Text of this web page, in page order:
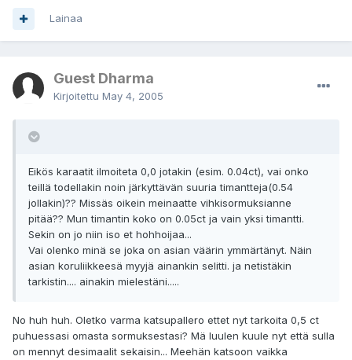
Lainaa
Guest Dharma
Kirjoitettu May 4, 2005
Eikös karaatit ilmoiteta 0,0 jotakin (esim. 0.04ct), vai onko
teillä todellakin noin järkyttävän suuria timantteja(0.54
jollakin)?? Missäs oikein meinaatte vihkisormuksianne
pitää?? Mun timantin koko on 0.05ct ja vain yksi timantti.
Sekin on jo niin iso et hohhoijaa...
Vai olenko minä se joka on asian väärin ymmärtänyt. Näin
asian koruliikkeesä myyjä ainankin selitti. ja netistäkin
tarkistin.... ainakin mielestäni.....
No huh huh. Oletko varma katsupallero ettet nyt tarkoita 0,5 ct
puhuessasi omasta sormuksestasi? Mä luulen kuule nyt että sulla
on mennyt desimaalit sekaisin... Meehän katsoon vaikka